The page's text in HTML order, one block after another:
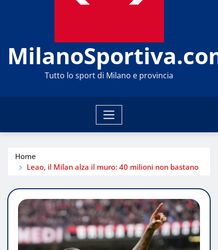
Tutto lo sport di Milano e provincia
Home
Leao, il Milan alza il muro: 40 milioni non bastano